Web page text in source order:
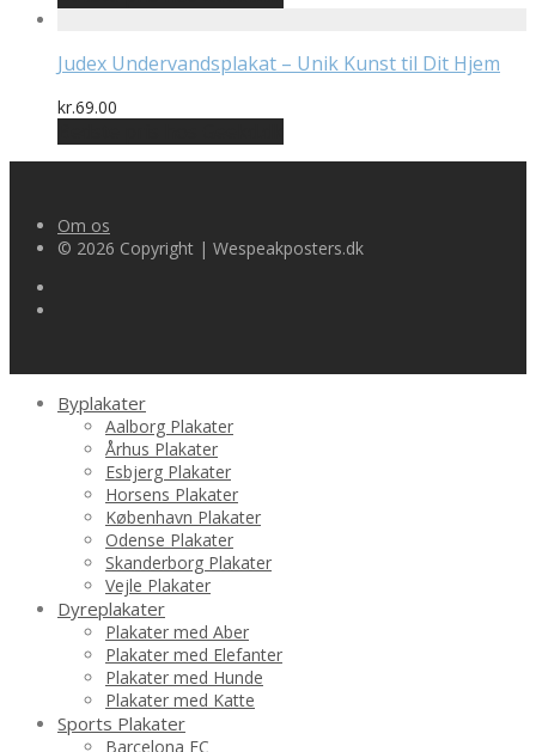
Judex Undervandsplakat – Unik Kunst til Dit Hjem
kr.69.00
Om os
© 2026 Copyright | Wespeakposters.dk
Byplakater
Aalborg Plakater
Århus Plakater
Esbjerg Plakater
Horsens Plakater
København Plakater
Odense Plakater
Skanderborg Plakater
Vejle Plakater
Dyreplakater
Plakater med Aber
Plakater med Elefanter
Plakater med Hunde
Plakater med Katte
Sports Plakater
Barcelona FC